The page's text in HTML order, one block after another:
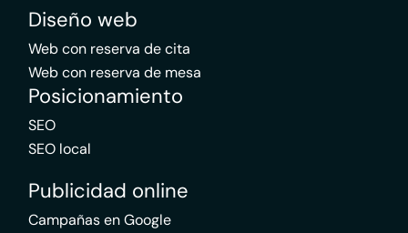
Diseño web
Web con reserva de cita
Web con reserva de mesa
Posicionamiento
SEO
SEO local
Publicidad online
Campañas en Google